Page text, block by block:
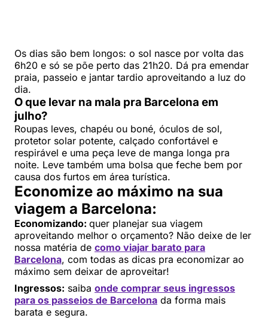
Os dias são bem longos: o sol nasce por volta das
6h20 e só se põe perto das 21h20. Dá pra emendar
praia, passeio e jantar tardio aproveitando a luz do
dia.
O que levar na mala pra Barcelona em
julho?
Roupas leves, chapéu ou boné, óculos de sol,
protetor solar potente, calçado confortável e
respirável e uma peça leve de manga longa pra
noite. Leve também uma bolsa que feche bem por
causa dos furtos em área turística.
Economize ao máximo na sua
viagem a Barcelona:
Economizando: quer planejar sua viagem
aproveitando melhor o orçamento? Não deixe de ler
nossa matéria de como viajar barato para
Barcelona, com todas as dicas pra economizar ao
máximo sem deixar de aproveitar!
Ingressos: saiba onde comprar seus ingressos
para os passeios de Barcelona da forma mais
barata e segura.